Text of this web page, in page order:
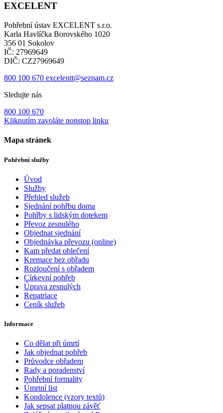
EXCELENT
Pohřební ústav EXCELENT s.r.o.
Karla Havlíčka Borovského 1020
356 01 Sokolov
IČ: 27969649
DIČ: CZ27969649
800 100 670 excelentt@seznam.cz
Sledujte nás
800 100 670
Kliknutím zavoláte nonstop linku
Mapa stránek
Pohřební služby
Úvod
Služby
Přehled služeb
Sjednání pohřbu doma
Pohřby s lidským dotekem
Převoz zesnulého
Objednat sjednání
Objednávka převozu (online)
Kam předat oblečení
Kremace bez obřadu
Rozloučení s obřadem
Církevní pohřeb
Úprava zesnulých
Repatriace
Ceník služeb
Informace
Co dělat při úmrtí
Jak objednat pohřeb
Průvodce obřadem
Rady a poradenství
Pohřební formality
Úmrtní list
Kondolence (vzory textů)
Jak sepsat platnou závěť